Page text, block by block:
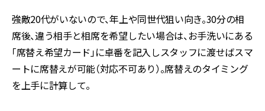
強敵20代がいないので、年上や同世代狙い向き。30分の相
席後、違う相手と相席を希望したい場合は、お手洗いにある
「席替え希望カード」に卓番を記入しスタッフに渡せばスマ
ートに席替えが可能（対応不可あり）。席替えのタイミング
を上手に計算して。